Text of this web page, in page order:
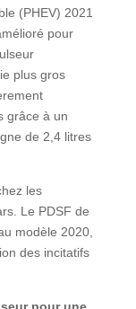
(PHEV) 2021
pour
plus gros
grâce à un
de 2,4 litres
les
Le PDSF de
modèle 2020,
des incitatifs